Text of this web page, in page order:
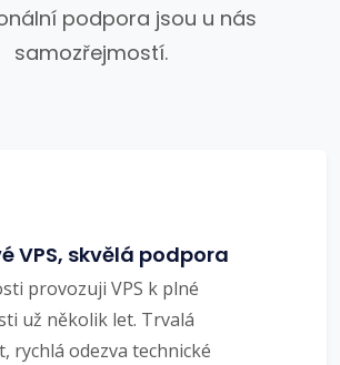
podpora jsou u nás
samozřejmostí.
VPS, skvělá podpora
provozuji VPS k plné
už několik let. Trvalá
rychlá odezva technické